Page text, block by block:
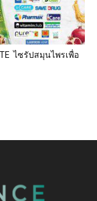
ไซรัปสมุนไพรเพื่อ